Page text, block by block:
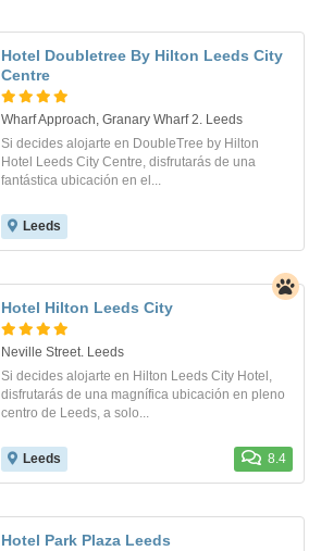
Hotel Doubletree By Hilton Leeds City
Centre
Wharf Approach, Granary Wharf 2. Leeds
Si decides alojarte en DoubleTree by Hilton
Hotel Leeds City Centre, disfrutarás de una
fantástica ubicación en el...
Leeds
Hotel Hilton Leeds City
Neville Street. Leeds
Si decides alojarte en Hilton Leeds City Hotel,
disfrutarás de una magnífica ubicación en pleno
centro de Leeds, a solo...
Leeds 8.4
Hotel Park Plaza Leeds